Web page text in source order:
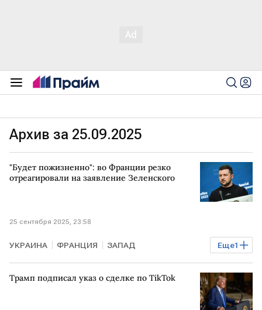
Архив за 25.09.2025
"Будет пожизненно": во Франции резко
отреагировали на заявление Зеленского
25 сентября 2025, 23:58
Еще1
УКРАИНА ФРАНЦИЯ ЗАПАД
Владимир Зеленский
Трамп подписал указ о сделке по TikTok